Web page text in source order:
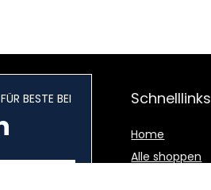
BESTE BEI Schnelllinks
Home
Alle shoppen